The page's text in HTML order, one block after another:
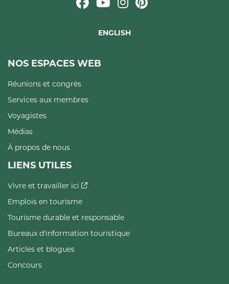
ENGLISH
NOS ESPACES WEB
Réunions et congrès
Services aux membres
Voyagistes
Médias
À propos de nous
LIENS UTILES
Vivre et travailler ici
Emplois en tourisme
Tourisme durable et responsable
Bureaux d'information touristique
Articles et blogues
Concours